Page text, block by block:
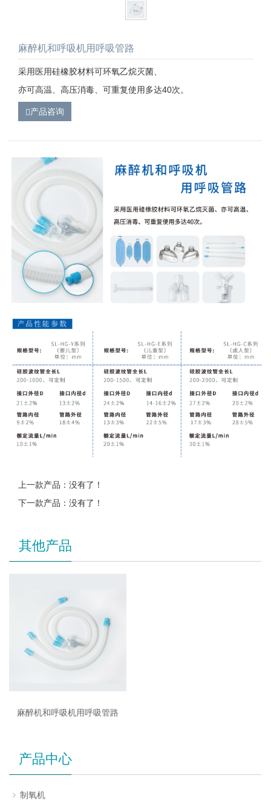
麻醉机和呼吸机用呼吸管路
采用医用硅橡胶材料可环氧乙烷灭菌、
亦可高温、高压消毒、可重复使用多达40次。
产品咨询
上一款产品：没有了！
下一款产品：没有了！
其他产品
麻醉机和呼吸机用呼吸管路
产品中心
制氧机